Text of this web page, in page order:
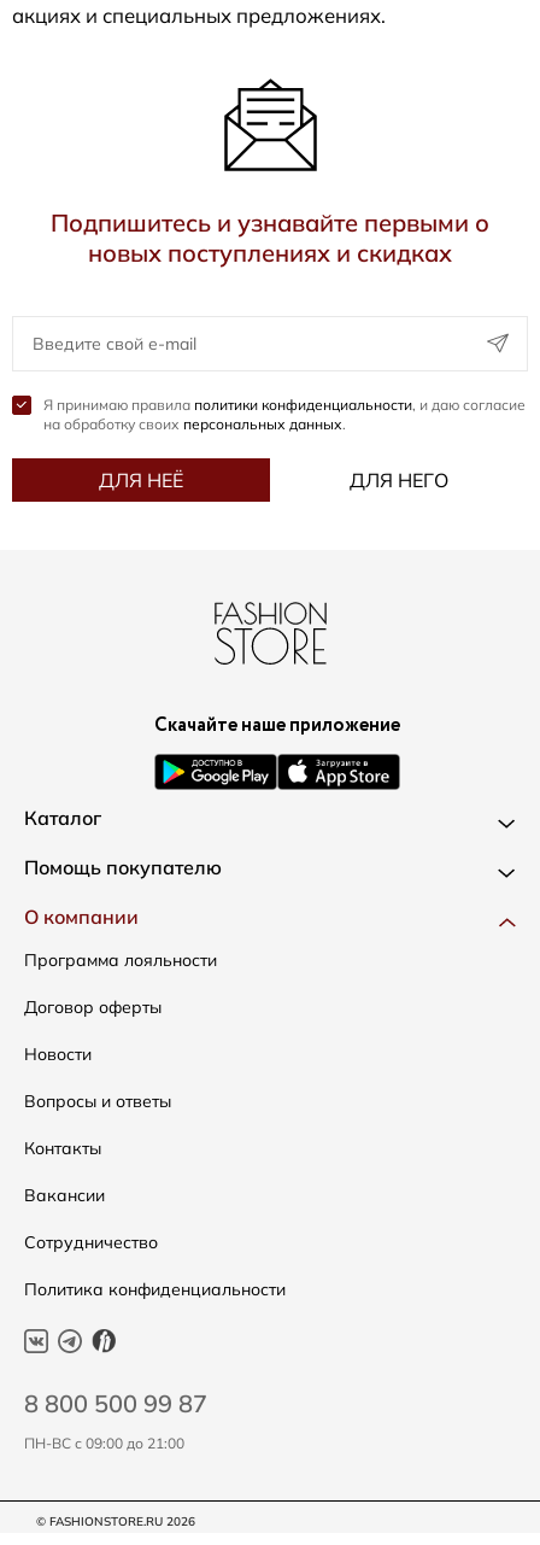
акциях и специальных предложениях.
Подпишитесь и узнавайте первыми о
новых поступлениях и скидках
Я принимаю правила политики конфиденциальности, и даю согласие
на обработку своих персональных данных.
ДЛЯ НЕЁ ДЛЯ НЕГО
Скачайте наше приложение
Каталог
Новинки
Одежда
Сумки
Аксессуары
Скидки
Помощь покупателю
Доставка и оплата
Как оформить заказ
Условия возвратов
Таблица размеров
Уход за одеждой
О компании
Программа лояльности
Договор оферты
Новости
Вопросы и ответы
Контакты
Вакансии
Сотрудничество
Политика конфиденциальности
8 800 500 99 87
ПН-ВС с 09:00 до 21:00
© FASHIONSTORE.RU 2026